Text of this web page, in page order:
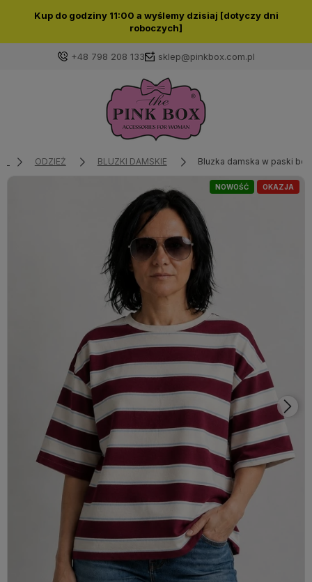
Kup do godziny 11:00 a wyślemy dzisiaj [dotyczy dni
roboczych]
+48 798 208 133 sklep@pinkbox.com.pl
Zaloguj się
Wybierz coś dla siebie z naszej aktualnej oferty lub
zaloguj się, aby przywrócić dodane produkty do listy
z poprzedniej sesji.
ODZIEŻ BLUZKI DAMSKIE Bluzka damska w paski
OKAZJA
NOWOŚĆ